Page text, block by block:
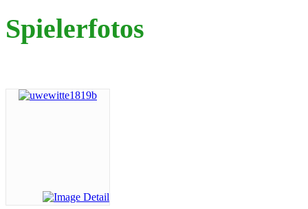
Spielerfotos